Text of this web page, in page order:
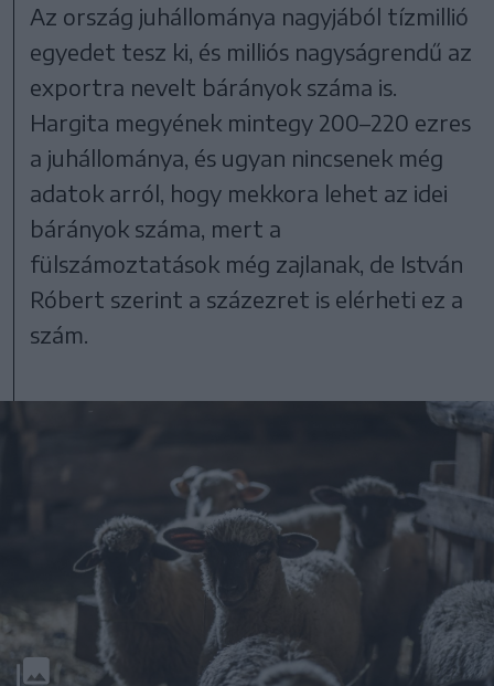
Az ország juhállománya nagyjából tízmillió
egyedet tesz ki, és milliós nagyságrendű az
exportra nevelt bárányok száma is.
Hargita megyének mintegy 200–220 ezres
a juhállománya, és ugyan nincsenek még
adatok arról, hogy mekkora lehet az idei
bárányok száma, mert a
fülszámoztatások még zajlanak, de István
Róbert szerint a százezret is elérheti ez a
szám.